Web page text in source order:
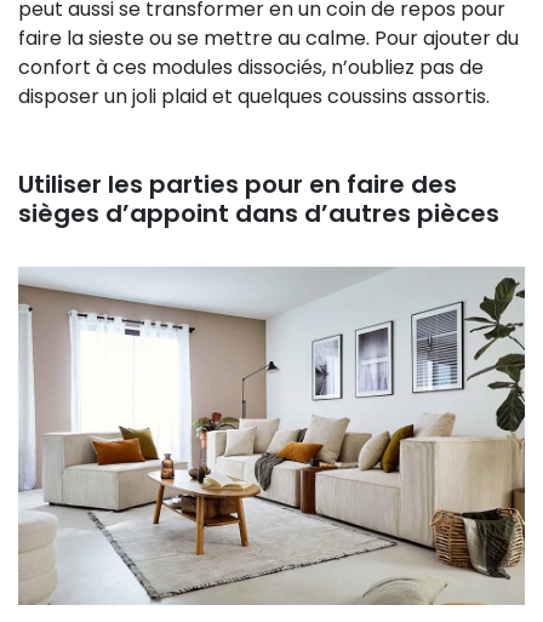
peut aussi se transformer en un coin de repos pour
faire la sieste ou se mettre au calme. Pour ajouter du
confort à ces modules dissociés, n’oubliez pas de
disposer un joli plaid et quelques coussins assortis.
Utiliser les parties pour en faire des
sièges d’appoint dans d’autres pièces